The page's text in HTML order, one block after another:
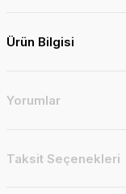
Ürün Bilgisi
Yorumlar
Taksit Seçenekleri